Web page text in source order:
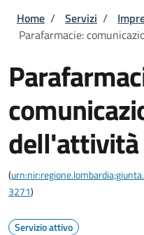
Briciole di
Home / Servizi /
Parafarmacie:
dell'attività
(
3271)
Servizio attivo